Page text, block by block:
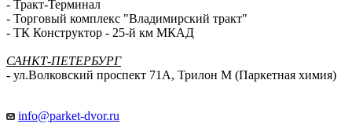
- Торговый комплекс "Владимирский тракт"
- ТК Конструктор - 25-й км МКАД
- ул.Волковский проспект 71А, Трилон М (Паркетная химия)